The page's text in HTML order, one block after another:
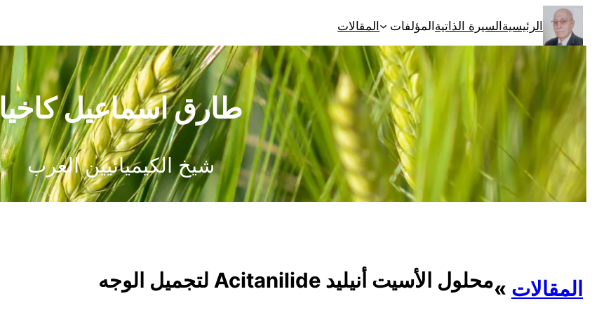
تخطى
إلى
المحتوى
الرئيسيةالسيرة الذاتيةالمؤلفات المقالات
طارق اسماعيل كاخيا
شيخ الكيميائيين العرب
المقالات »محلول الأسيت أنيليد Acitanilide لتجميل الوجه